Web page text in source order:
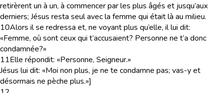
retirèrent un à un, à commencer par les plus âgés et jusqu’aux
derniers; Jésus resta seul avec la femme qui était là au milieu.
10Alors il se redressa et, ne voyant plus qu’elle, il lui dit:
«Femme, où sont ceux qui t’accusaient? Personne ne t’a donc
condamnée?»
11Elle répondit: «Personne, Seigneur.»
Jésus lui dit: «Moi non plus, je ne te condamne pas; vas-y et
désormais ne pèche plus.»]